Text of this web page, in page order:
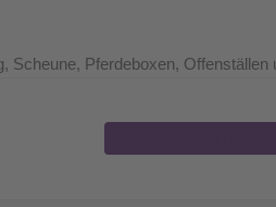
Scheune, Pferdeboxen, Offenställen